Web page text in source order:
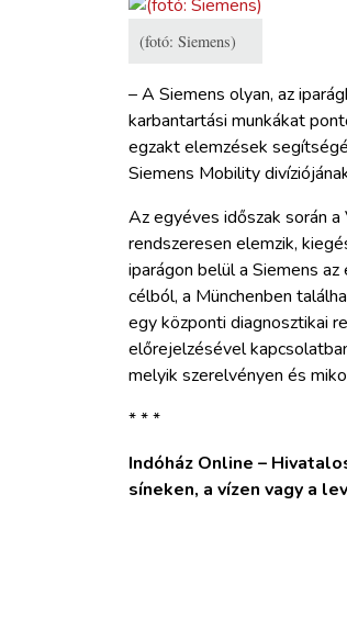
(fotó: Siemens)
– A Siemens olyan, az
karbantartási munkákat
egzakt elemzések
Siemens Mobility
Az egyéves időszak során
rendszeresen elemzik,
iparágon belül a Siemens
célból, a Münchenben
egy központi diagnosztikai
előrejelzésével
melyik szerelvényen és
* * *
Indóház Online –
síneken, a vízen vagy a